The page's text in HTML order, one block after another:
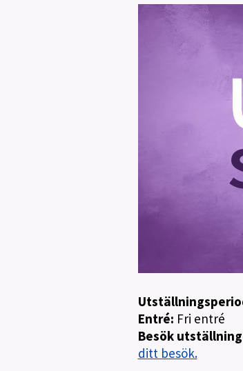
Entré: Fri entré
Besök
ditt besök.